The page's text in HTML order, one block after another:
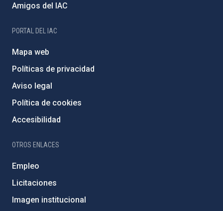
Amigos del IAC
PORTAL DEL IAC
Mapa web
Políticas de privacidad
Aviso legal
Política de cookies
Accesibilidad
OTROS ENLACES
Empleo
Licitaciones
Imagen institucional